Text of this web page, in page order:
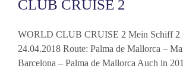
CLUB CRUISE 2
WORLD CLUB CRUISE 2 Mein Schiff 2
24.04.2018 Route: Palma de Mallorca –
Barcelona – Palma de Mallorca Auch in